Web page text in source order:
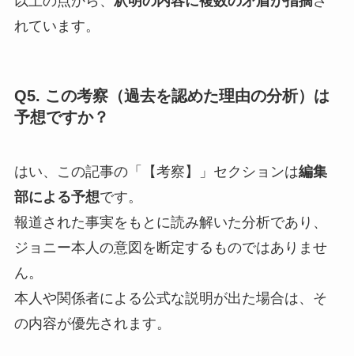
れています。
Q5. この考察（過去を認めた理由の分析）は
予想ですか？
はい、この記事の「【考察】」セクションは編集
部による予想です。
報道された事実をもとに読み解いた分析であり、
ジョニー本人の意図を断定するものではありませ
ん。
本人や関係者による公式な説明が出た場合は、そ
の内容が優先されます。